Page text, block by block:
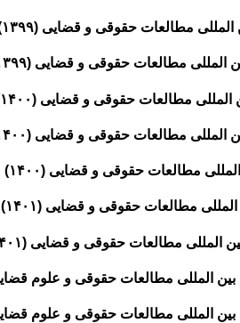
مطالعات حقوقی و قضایی (۱۳۹۹)
مطالعات حقوقی و قضایی (۱۳۹۹)
مطالعات حقوقی و قضایی (۱۴۰۰)
مطالعات حقوقی و قضایی (۱۴۰۰)
مطالعات حقوقی و قضایی (۱۴۰۰)
مطالعات حقوقی و قضایی (۱۴۰۱)
المللی مطالعات حقوقی و قضایی (۱۴۰۱)
المللی مطالعات حقوقی و علوم قضایی
المللی مطالعات حقوقی و علوم قضایی